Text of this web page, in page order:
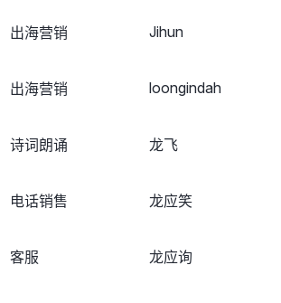
出海营销 Jihun
出海营销 loongindah
诗词朗诵 龙飞
电话销售 龙应笑
客服 龙应询